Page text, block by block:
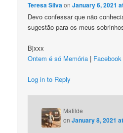
Teresa SilvaonJanuary 6, 2021
Devo confessar que não
sugestão para os meus
Bjxxx
Ontem é só Memória | Facebook
Log in to Reply
Matilde
onJanuary 8, 2021